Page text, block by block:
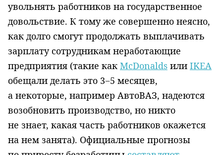
увольнять работников на государственное
довольствие. К тому же совершенно неясно,
как долго смогут продолжать выплачивать
зарплату сотрудникам неработающие
предприятия (такие как McDonalds или IKEA
обещали делать это 3−5 месяцев,
а некоторые, например АвтоВАЗ, надеются
возобновить производство, но никто
не знает, какая часть работников окажется
на нем занята). Официальные прогнозы